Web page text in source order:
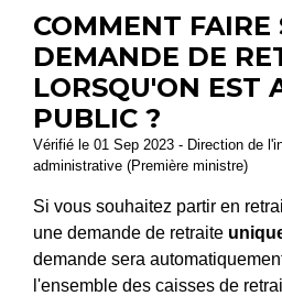
COMMENT FAIRE
DEMANDE DE
LORSQU'ON EST
PUBLIC ?
Vérifié le 01 Sep 2023 - Direction de
administrative (Première ministre)
Si vous souhaitez partir en
une demande de retraite
demande sera
l'ensemble des caisses de